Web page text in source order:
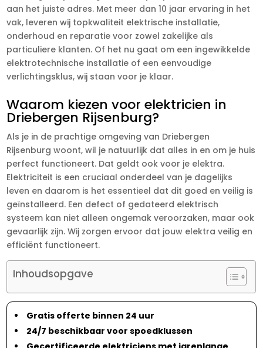
aan het juiste adres. Met meer dan 10 jaar ervaring in het
vak, leveren wij topkwaliteit elektrische installatie,
onderhoud en reparatie voor zowel zakelijke als
particuliere klanten. Of het nu gaat om een ingewikkelde
elektrotechnische installatie of een eenvoudige
verlichtingsklus, wij staan voor je klaar.
Waarom kiezen voor elektricien in
Driebergen Rijsenburg?
Als je in de prachtige omgeving van Driebergen
Rijsenburg woont, wil je natuurlijk dat alles in en om je huis
perfect functioneert. Dat geldt ook voor je elektra.
Elektriciteit is een cruciaal onderdeel van je dagelijks
leven en daarom is het essentieel dat dit goed en veilig is
geïnstalleerd. Een defect of gedateerd elektrisch
systeem kan niet alleen ongemak veroorzaken, maar ook
gevaarlijk zijn. Wij zorgen ervoor dat jouw elektra veilig en
efficiënt functioneert.
Inhoudsopgave
Gratis offerte binnen 24 uur
24/7 beschikbaar voor spoedklussen